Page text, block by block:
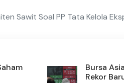
Sawit Soal PP Tata Kelola
Bursa
Rekor